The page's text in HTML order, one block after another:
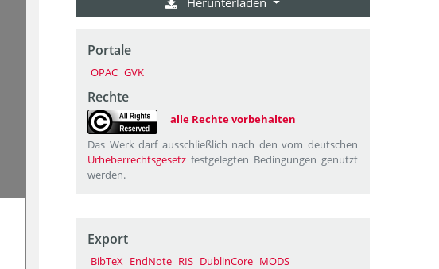
Portale
OPAC GVK
Rechte
alle Rechte vorbehalten
Das Werk darf ausschließlich nach den vom deutschen
Urheberrechtsgesetz festgelegten Bedingungen genutzt
werden.
Export
BibTeX EndNote RIS DublinCore MODS